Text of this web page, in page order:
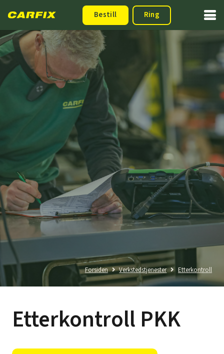
Bestill Ring
Forsiden Verkstedstjenester Etterkontroll
Etterkontroll PKK